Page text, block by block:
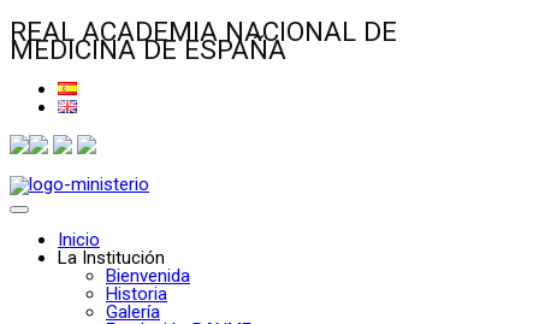
REAL ACADEMIA NACIONAL DE
MEDICINA DE ESPAÑA
Inicio
La Institución
Bienvenida
Historia
Galería